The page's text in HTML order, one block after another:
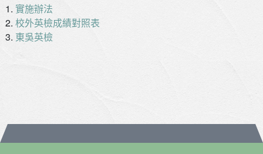
實施辦法
校外英檢成績對照表
東吳英檢